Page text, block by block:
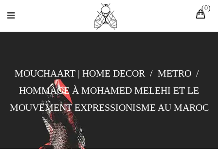
0
MOUCHAART | HOME DECOR / METRO /
HOMMAGE À MOHAMED MELEHI ET LE
MOUVEMENT EXPRESSIONISME AU MAROC